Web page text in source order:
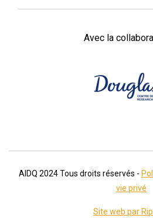
Avec la
AIDQ 2024Tous droits réservés -
vie privé
Site web par